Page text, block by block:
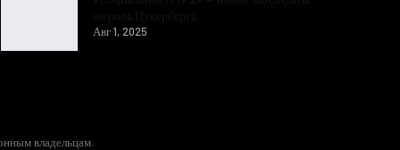
Авг 1, 2025
владельцам.